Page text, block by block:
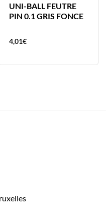
UNI-BALL FEUTRE
PIN 0.1 GRIS FONCE
4,01€